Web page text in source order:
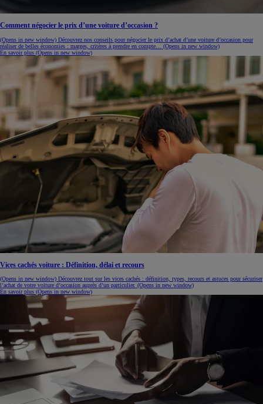
Comment négocier le prix d’une voiture d’occasion ?
(Opens in new window) Découvrez nos conseils pour négocier le prix d’achat d’une voiture d’occasion pour
réaliser de belles économies : marges, critères à prendre en compte… (Opens in new window)
En savoir plus (Opens in new window)
Vices cachés voiture : Définition, délai et recours
(Opens in new window) Découvrez tout sur les vices cachés : définition, types, recours et astuces pour sécuriser
l’achat de votre voiture d’occasion auprès d’un particulier. (Opens in new window)
En savoir plus (Opens in new window)